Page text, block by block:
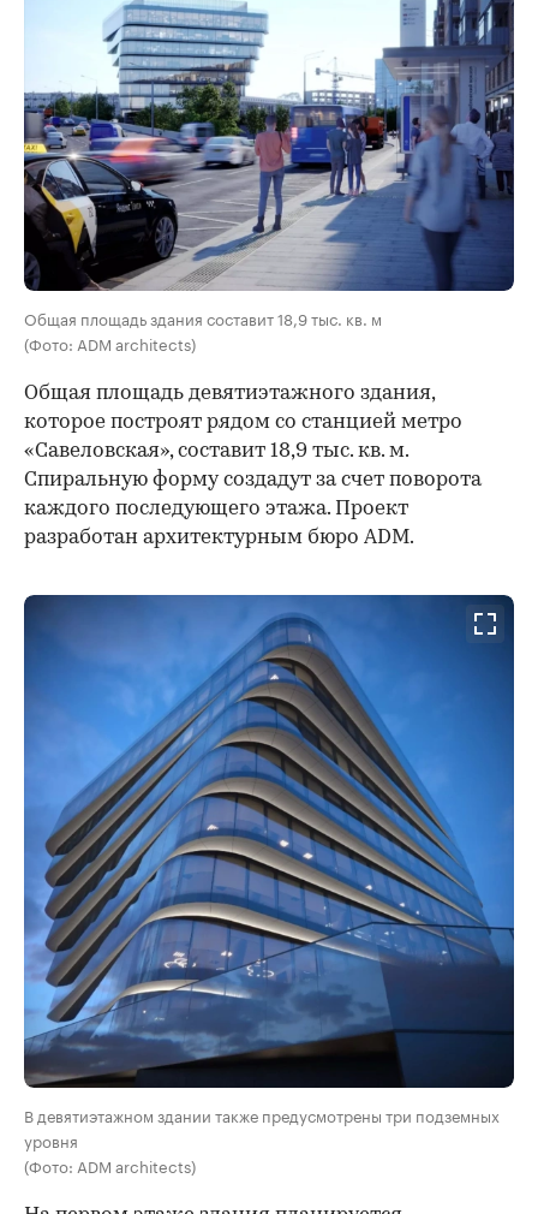
Общая площадь здания составит 18,9 тыс. кв. м
(Фото: ADM architects)
Общая площадь девятиэтажного здания,
которое построят рядом со станцией метро
«Савеловская», составит 18,9 тыс. кв. м.
Спиральную форму создадут за счет поворота
каждого последующего этажа. Проект
разработан архитектурным бюро ADM.
В девятиэтажном здании также предусмотрены три подземных
уровня
(Фото: ADM architects)